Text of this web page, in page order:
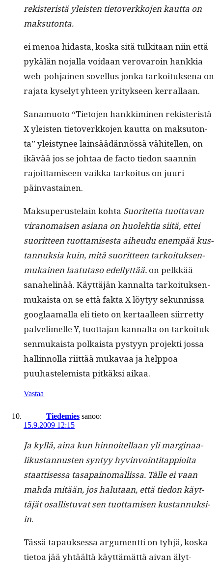
rek­ister­istä yleis­ten tietoverkko­jen kaut­ta on
maksutonta.
ei menoa hidas­ta, kos­ka sitä tulk­i­taan niin että
pykälän nojal­la voidaan verovaroin han­kkia
web-poh­jainen sovel­lus jon­ka tarkoituk­se­na on
raja­ta kyse­lyt yhteen yri­tyk­seen kerrallaan.
Sana­muo­to “Tieto­jen han­kkimi­nen rek­ister­istä
X yleis­ten tietoverkko­jen kaut­ta on mak­su­ton­
ta” yleistynee lain­säädän­nössä vähitellen, on
ikävää jos se johtaa de fac­to tiedon saan­nin
rajoit­tamiseen vaik­ka tarkoi­tus on juuri
päinvastainen.
Mak­su­pe­ruste­lain koh­ta Suoritet­ta tuot­ta­van
vira­nomaisen asiana on huole­htia siitä, ettei
suorit­teen tuot­tamis­es­ta aiheudu enem­pää kus­
tan­nuk­sia kuin, mitä suorit­teen tarkoituk­sen­
mukainen laatu­ta­so edel­lyt­tää. on pelkkää
sana­he­linää. Käyt­täjän kannal­ta tarkoituk­sen­
mukaista on se että fak­ta X löy­tyy sekun­nis­sa
googlaa­mal­la eli tieto on ker­taalleen siir­ret­ty
palve­limelle Y, tuot­ta­jan kannal­ta on tarkoituk­
sen­mukaista polka­ista pystyyn pro­jek­ti jos­sa
hallinnol­la riit­tää mukavaa ja help­poa
puuhastelemista pitkäk­si aikaa.
Vastaa
Tiedemies sanoo:
15.9.2009 12:15
Ja kyl­lä, aina kun hin­noitel­laan yli mar­gin­aa­
likus­tan­nusten syn­tyy hyv­in­voin­ti­tap­pi­oi­ta
staat­tises­sa tas­apain­o­m­allis­sa. Tälle ei vaan
mah­da mitään, jos halu­taan, että tiedon käyt­
täjät osal­lis­tu­vat sen tuot­tamisen kus­tan­nuk­si­
in.
Tässä tapauk­ses­sa argu­ment­ti on tyhjä, kos­ka
tietoa jää yhtäältä käyt­tämät­tä aivan älyt­